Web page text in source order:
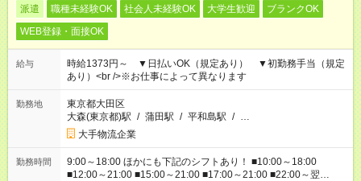
派遣 職種未経験OK 社会人未経験OK 大学生歓迎
ブランクOK
WEB登録・面接OK
給与
時給1373円～ ▼日払いOK（規定あり） ▼初勤務手当（規定
あり）<br />※お仕事によって異なります
勤務地
東京都大田区
大森(東京都)駅 / 蒲田駅 / 平和島駅 / …
大手物流企業
勤務時間
9:00～18:00 ほかにも下記のシフトあり！ ■10:00～18:00
■12:00～21:00 ■15:00～21:00 ■17:00～21:00 ■22:00～翌